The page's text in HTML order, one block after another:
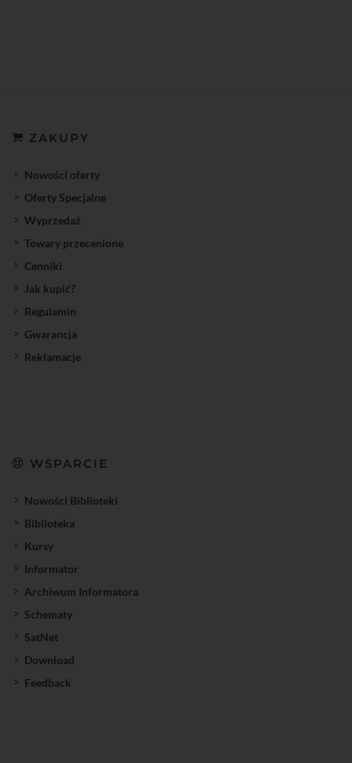
ZAKUPY
Nowości oferty
Oferty Specjalne
Wyprzedaż
Towary przecenione
Cenniki
Jak kupić?
Regulamin
Gwarancja
Reklamacje
WSPARCIE
Nowości Biblioteki
Biblioteka
Kursy
Informator
Archiwum Informatora
Schematy
SatNet
Download
Feedback